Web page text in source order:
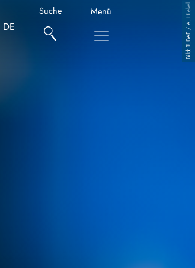
DE
Suche Menü TUBAF / A. Hiekel